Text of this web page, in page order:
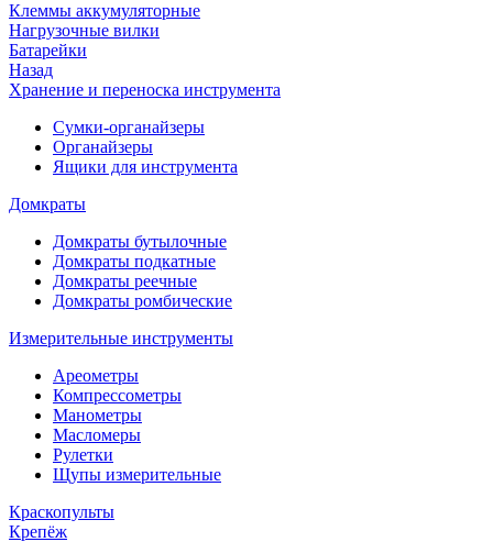
Клеммы аккумуляторные
Нагрузочные вилки
Батарейки
Назад
Хранение и переноска инструмента
Сумки-органайзеры
Органайзеры
Ящики для инструмента
Домкраты
Домкраты бутылочные
Домкраты подкатные
Домкраты реечные
Домкраты ромбические
Измерительные инструменты
Ареометры
Компрессометры
Манометры
Масломеры
Рулетки
Щупы измерительные
Краскопульты
Крепёж